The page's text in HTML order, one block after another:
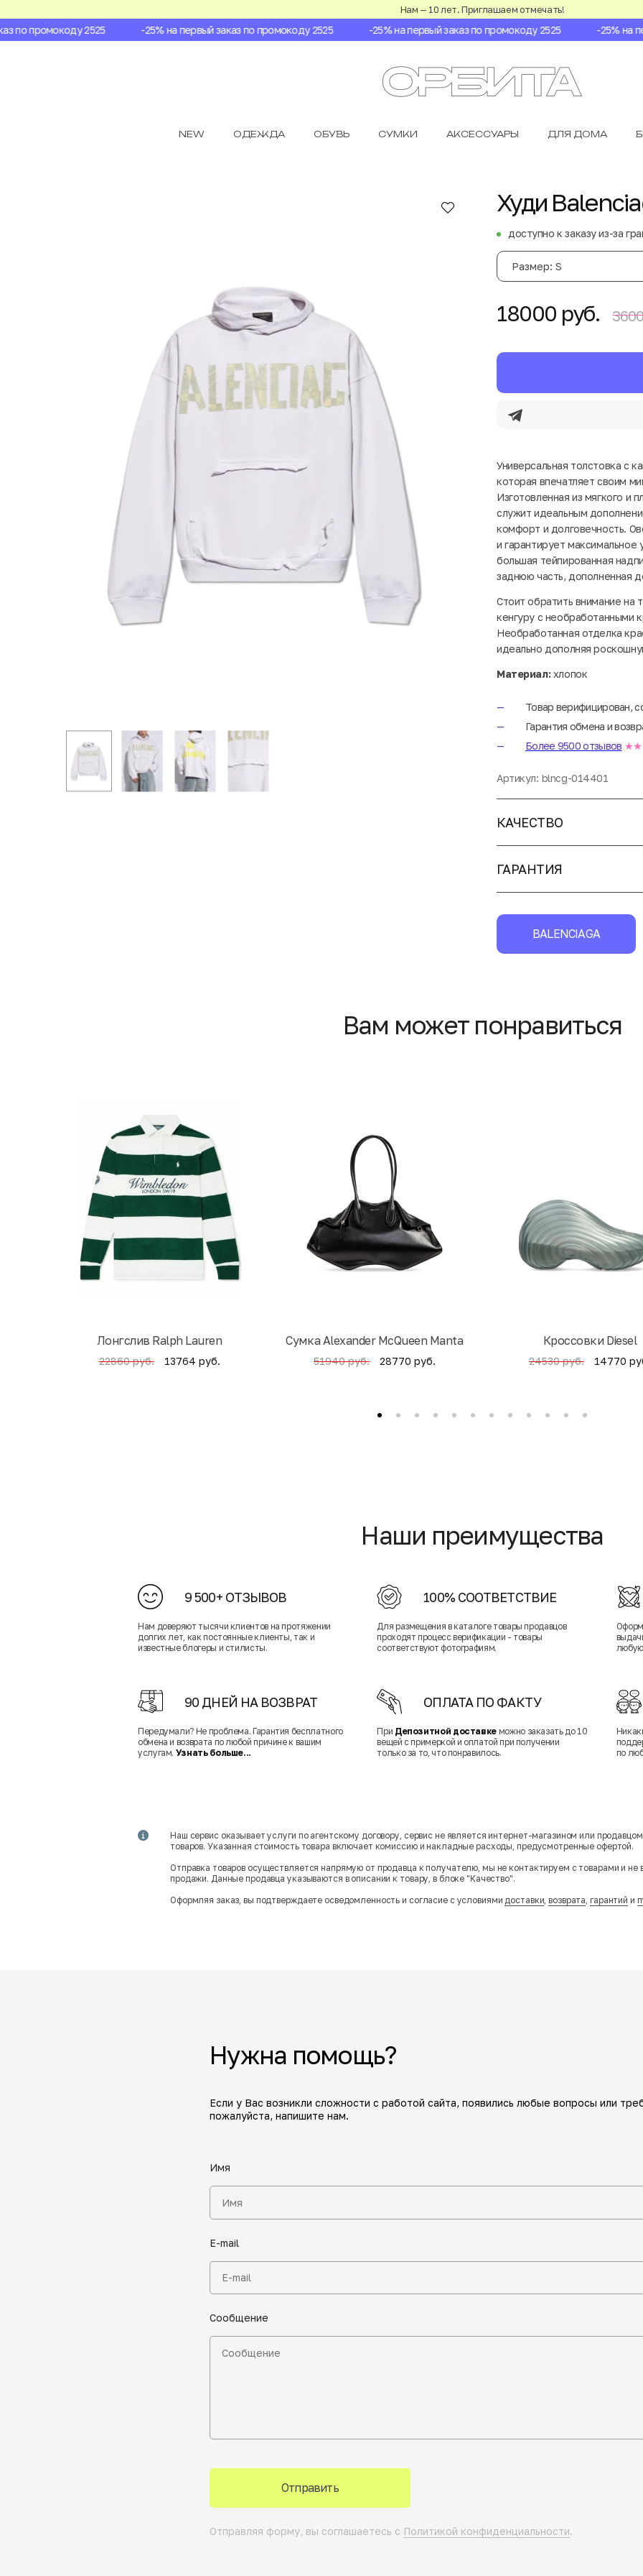
Нам — 10 лет. Приглашаем отмечать!
по промокоду 2525 -25% на первый заказ по промокоду 2525 -25% на первый заказ по промокоду 2525 -25% на
NEW ОДЕЖДА ОБУВЬ СУМКИ АКСЕССУАРЫ ДЛЯ ДОМА
Худи
доступно к заказу из-за
Размер: S
18000 руб.
Универсальная толстовка с
которая впечатляет своим
Изготовленная из мягкого и
служит идеальным
комфорт и долговечность.
и гарантирует
большая тейпированная
заднюю часть, дополненная
Стоит обратить внимание на
кенгуру с необработанными
Необработанная отделка
идеально дополняя
Материал:хлопок
Товар верифицирован,
Гарантия обмена и
Более 9500 отзывов
Артикул: blncg-014401
КАЧЕСТВО
ГАРАНТИЯ
BALENCIAGA
Вам может понравиться
Лонгслив Ralph Lauren
22860 руб. 13764 руб.
Cумка Alexander McQueen Manta
51940 руб. 28770 руб.
Кроссовки Diesel
24530 руб. 14770
Наши преимущества
9 500+ ОТЗЫВОВ
Нам доверяют тысячи клиентов на протяжении
долгих лет, как постоянные клиенты, так и
известные блогеры и стилисты.
100% СООТВЕТСТВИЕ
Для размещения в каталоге товары продавцов
проходят процесс верификации - товары
соответствуют фотографиям.
90 ДНЕЙ НА ВОЗВРАТ
Передумали? Не проблема. Гарантия бесплатного
обмена и возврата по любой причине к вашим
услугам. Узнать больше...
ОПЛАТА ПО ФАКТУ
При Депозитной доставке можно заказать до 10
вещей с примеркой и оплатой при получении
только за то, что понравилось.
по
Наш сервис оказывает услуги по агентскому договору, сервис не является интернет-магазином или
товаров. Указанная стоимость товара включает комиссию и накладные расходы, предусмотренные офертой.
Отправка товаров осуществляется напрямую от продавца к получателю, мы не контактируем с товарами и
продажи. Данные продавца указываются в описании к товару, в блоке "Качество".
Оформляя заказ, вы подтверждаете осведомленность и согласие с условиямидоставки,возврата, гарантий и
Нужна помощь?
Если у Вас возникли сложности с работой сайта, появились любые вопросы или
пожалуйста, напишите нам.
Имя
E-mail
Сообщение
Отправить
Отправляя форму, вы соглашаетесь с Политикой конфиденциальности.